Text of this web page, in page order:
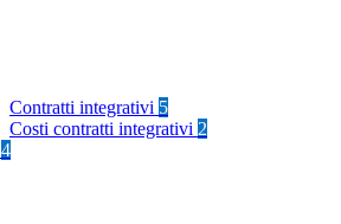
Contratti integrativi 5
Costi contratti integrativi 2
4